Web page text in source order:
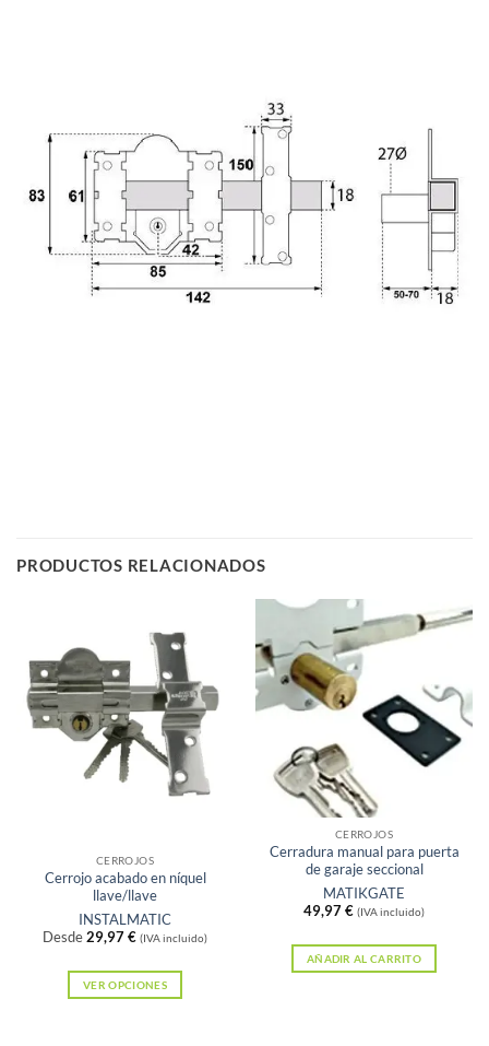
PRODUCTOS RELACIONADOS
CERROJOS
Cerrojo acabado en níquel
llave/llave
INSTALMATIC
Desde29,97€ (IVA incluido)
VER OPCIONES
CERROJOS
Cerradura manual para puerta
de garaje seccional
MATIKGATE
49,97€ (IVA incluido)
AÑADIR AL CARRITO